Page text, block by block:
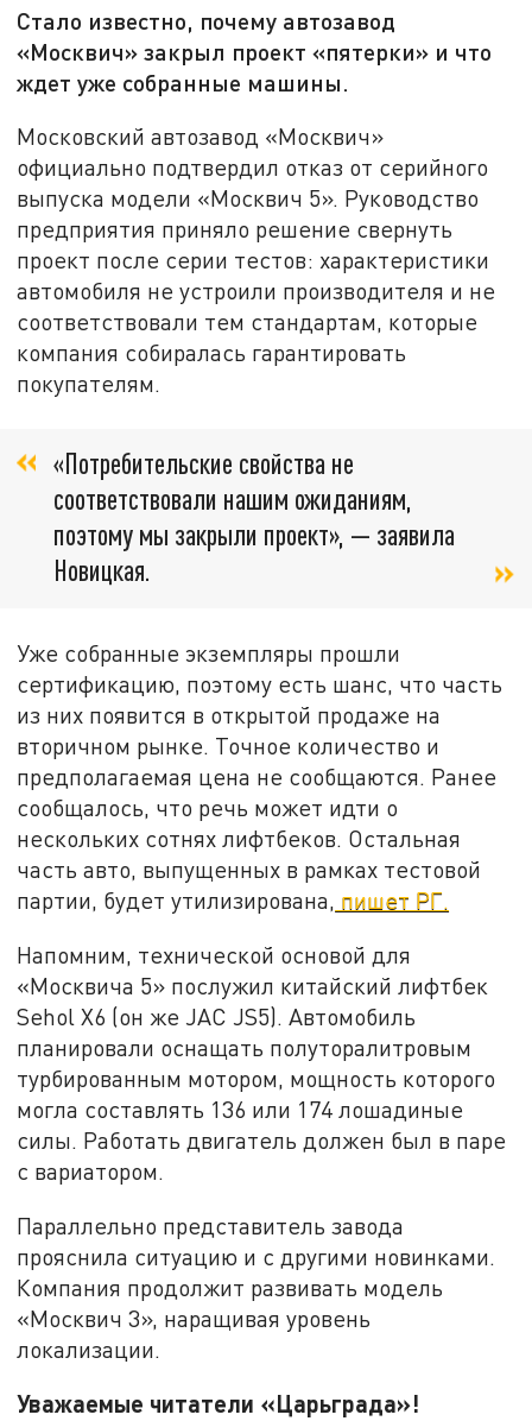
Стало известно, почему автозавод
«Москвич» закрыл проект «пятерки» и что
ждет уже собранные машины.
Московский автозавод «Москвич»
официально подтвердил отказ от серийного
выпуска модели «Москвич 5». Руководство
предприятия приняло решение свернуть
проект после серии тестов: характеристики
автомобиля не устроили производителя и не
соответствовали тем стандартам, которые
компания собиралась гарантировать
покупателям.
«Потребительские свойства не
соответствовали нашим ожиданиям,
поэтому мы закрыли проект», — заявила
Новицкая.
Уже собранные экземпляры прошли
сертификацию, поэтому есть шанс, что часть
из них появится в открытой продаже на
вторичном рынке. Точное количество и
предполагаемая цена не сообщаются. Ранее
сообщалось, что речь может идти о
нескольких сотнях лифтбеков. Остальная
часть авто, выпущенных в рамках тестовой
партии, будет утилизирована, пишет РГ.
Напомним, технической основой для
«Москвича 5» послужил китайский лифтбек
Sehol X6 (он же JAC JS5). Автомобиль
планировали оснащать полуторалитровым
турбированным мотором, мощность которого
могла составлять 136 или 174 лошадиные
силы. Работать двигатель должен был в паре
с вариатором.
Параллельно представитель завода
прояснила ситуацию и с другими новинками.
Компания продолжит развивать модель
«Москвич 3», наращивая уровень
локализации.
Уважаемые читатели «Царьграда»!